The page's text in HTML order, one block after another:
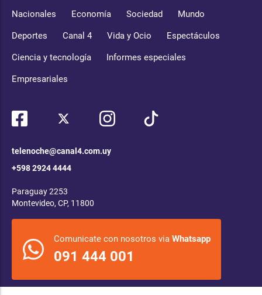
Nacionales Economía Sociedad Mundo
Deportes Canal 4 Vida y Ocio Espectáculos
Ciencia y tecnología Informes especiales
Empresariales
telenoche@canal4.com.uy
+598 2924 4444
Paraguay 2253
Montevideo, CP, 11800
Comunicate con nosotros via Whatsapp
091 444 001